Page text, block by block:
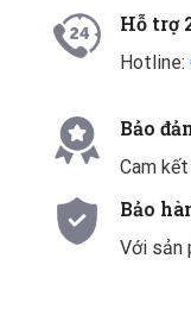
Hỗ trợ
Hotline:
Bảo
Cam
Bảo
Với sản